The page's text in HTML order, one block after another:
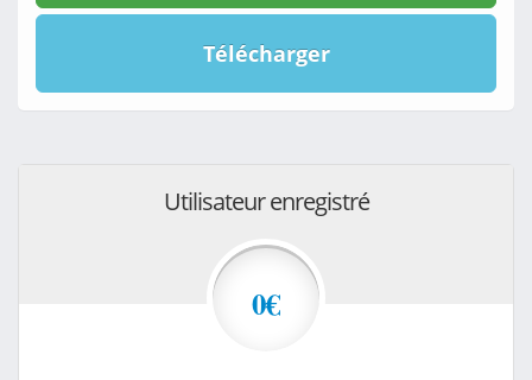
Télécharger
Utilisateur enregistré
0€